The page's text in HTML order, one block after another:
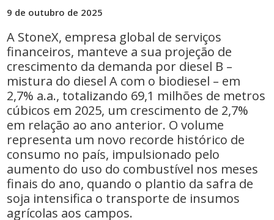
9 de outubro de 2025
A StoneX, empresa global de serviços
financeiros, manteve a sua projeção de
crescimento da demanda por diesel B –
mistura do diesel A com o biodiesel – em
2,7% a.a., totalizando 69,1 milhões de metros
cúbicos em 2025, um crescimento de 2,7%
em relação ao ano anterior. O volume
representa um novo recorde histórico de
consumo no país, impulsionado pelo
aumento do uso do combustível nos meses
finais do ano, quando o plantio da safra de
soja intensifica o transporte de insumos
agrícolas aos campos.